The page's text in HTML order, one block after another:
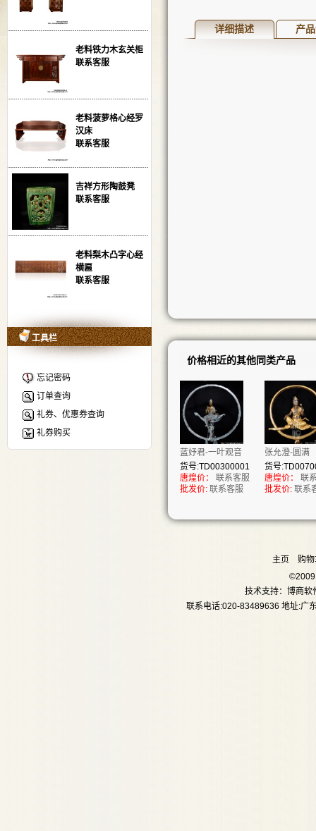
老料铁力木玄关柜
联系客服
老料菠萝格心经罗
汉床
联系客服
吉祥方形陶鼓凳
联系客服
老料梨木凸字心经
横匾
联系客服
工具栏
忘记密码
订单查询
礼券、优惠券查询
礼券购买
详细描述 产
价格相近的其他同类产品
蓝妤君-一叶观音
货号:TD00300001
唐煌价： 联系客服
批发价: 联系客服
张允澄-圆满
货号
唐煌价： 联
批发价: 联系
主页
购
©2009
技术支持：博商软
联系电话:020-83489636 地址:广